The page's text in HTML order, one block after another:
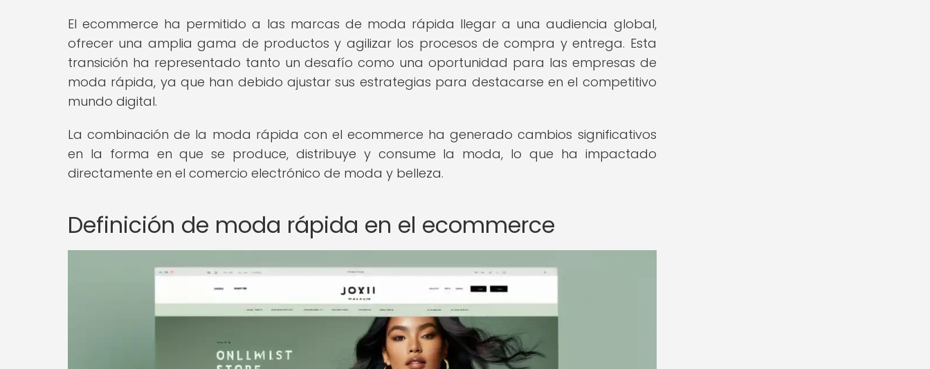
El ecommerce ha permitido a las marcas de moda rápida llegar a una audiencia global,
ofrecer una amplia gama de productos y agilizar los procesos de compra y entrega. Esta
transición ha representado tanto un desafío como una oportunidad para las empresas de
moda rápida, ya que han debido ajustar sus estrategias para destacarse en el competitivo
mundo digital.
La combinación de la moda rápida con el ecommerce ha generado cambios significativos
en la forma en que se produce, distribuye y consume la moda, lo que ha impactado
directamente en el comercio electrónico de moda y belleza.
Definición de moda rápida en el ecommerce